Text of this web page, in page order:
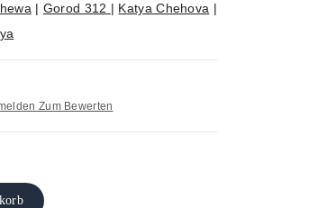
| Gorod 312 | Katya Chehova |
Zum Bewerten